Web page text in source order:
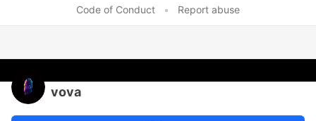
Code of Conduct • Report abuse
vova